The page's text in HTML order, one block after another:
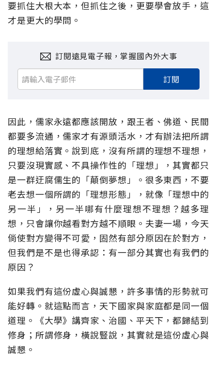
要抓住大根大本，但抓住之後，更要學會放手，這
才是更大的學問。
訂閱遠見電子報，掌握國內外大事
訂閱
因此，儒家永遠都應該開放，跟王者、佛道、民間
都要多流通，儒家才有源頭活水，才有辦法把所謂
的理想給落實。說到底，沒有所謂的理想不理想，
只要沒現實感、不具操作性的「理想」，其實都只
是一群迂腐儒生的「顛倒夢想」。很多東西，不要
老去想一個所謂的「理想形態」，就像「理想中的
另一半」，另一半哪有什麼理想不理想？越多理
想，只會讓你越看對方越不順眼。夫妻一場，今天
倘使對方變得不可愛，固然有部分原因在於對方，
但我們是不是也得承認：有一部分其實也有我們的
原因？
如果我們有這份虛心與誠懇，許多事情的形勢就可
能好轉。就這點而言，天下國家與家庭都是同一個
道理。《大學》講齊家、治國、平天下，都歸結到
修身；所謂修身，橫說豎說，其實就是這份虛心與
誠懇。